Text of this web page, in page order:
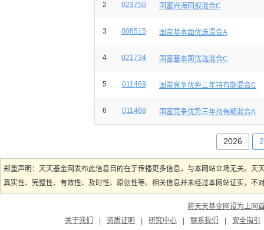
2 023750 国富兴海回报混合C
3 008515 国富基本面优选混合A
4 021734 国富基本面优选混合C
5 011469 国富竞争优势三年持有期混合C
6 011468 国富竞争优势三年持有期混合A
2026
郑重声明：天天基金网发布此信息目的在于传播更多信息，与本网站立场无关。
真实性、完整性、有效性、及时性、原创性等。相关信息并未经过本网站证实，
将天天基金网设为上网
关于我们
资质证明 研究中心 联系我们
安全指引